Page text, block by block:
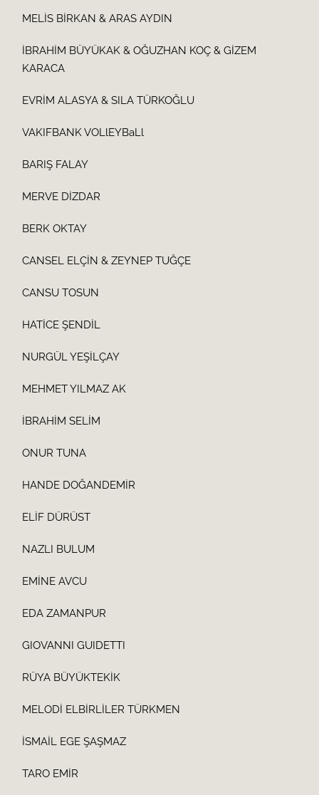
MELİS BİRKAN & ARAS AYDIN
İBRAHİM BÜYÜKAK & OĞUZHAN KOÇ & GİZEM
KARACA
EVRİM ALASYA & SILA TÜRKOĞLU
VAKIFBANK VOLlEYBaLl
BARIŞ FALAY
MERVE DİZDAR
BERK OKTAY
CANSEL ELÇİN & ZEYNEP TUĞÇE
CANSU TOSUN
HATİCE ŞENDİL
NURGÜL YEŞİLÇAY
MEHMET YILMAZ AK
İBRAHİM SELİM
ONUR TUNA
HANDE DOĞANDEMİR
ELİF DÜRÜST
NAZLI BULUM
EMİNE AVCU
EDA ZAMANPUR
GIOVANNI GUIDETTI
RÜYA BÜYÜKTEKİK
MELODİ ELBİRLİLER TÜRKMEN
İSMAİL EGE ŞAŞMAZ
TARO EMİR